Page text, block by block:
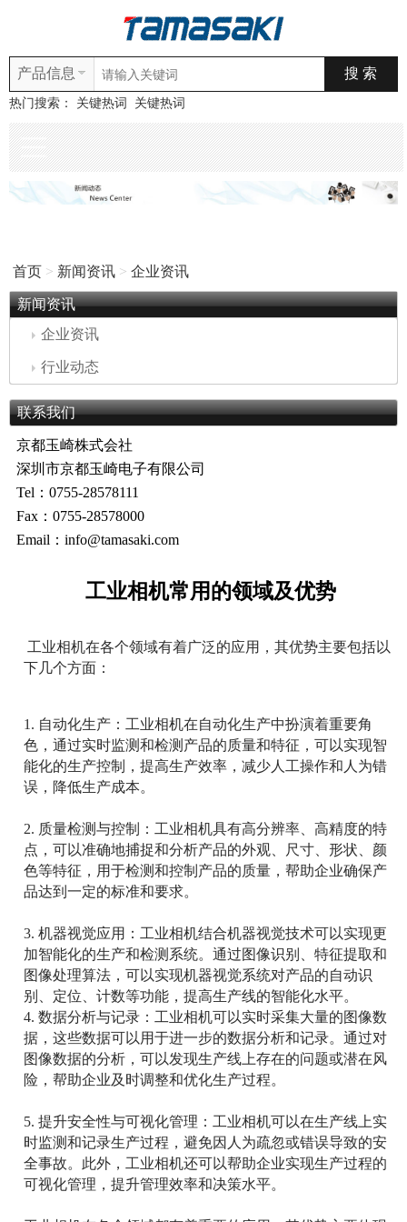
产品信息
热门搜索： 关键热词 关键热词
首页 > 新闻资讯 > 企业资讯
新闻资讯
企业资讯
行业动态
联系我们
京都玉崎株式会社
深圳市京都玉崎电子有限公司
Tel：0755-28578111
Fax：0755-28578000
Email：info@tamasaki.com
工业相机常用的领域及优势
工业相机在各个领域有着广泛的应用，其优势主要包括以
下几个方面：
1. 自动化生产：工业相机在自动化生产中扮演着重要角
色，通过实时监测和检测产品的质量和特征，可以实现智
能化的生产控制，提高生产效率，减少人工操作和人为错
误，降低生产成本。
2. 质量检测与控制：工业相机具有高分辨率、高精度的特
点，可以准确地捕捉和分析产品的外观、尺寸、形状、颜
色等特征，用于检测和控制产品的质量，帮助企业确保产
品达到一定的标准和要求。
3. 机器视觉应用：工业相机结合机器视觉技术可以实现更
加智能化的生产和检测系统。通过图像识别、特征提取和
图像处理算法，可以实现机器视觉系统对产品的自动识
别、定位、计数等功能，提高生产线的智能化水平。
4. 数据分析与记录：工业相机可以实时采集大量的图像数
据，这些数据可以用于进一步的数据分析和记录。通过对
图像数据的分析，可以发现生产线上存在的问题或潜在风
险，帮助企业及时调整和优化生产过程。
5. 提升安全性与可视化管理：工业相机可以在生产线上实
时监测和记录生产过程，避免因人为疏忽或错误导致的安
全事故。此外，工业相机还可以帮助企业实现生产过程的
可视化管理，提升管理效率和决策水平。